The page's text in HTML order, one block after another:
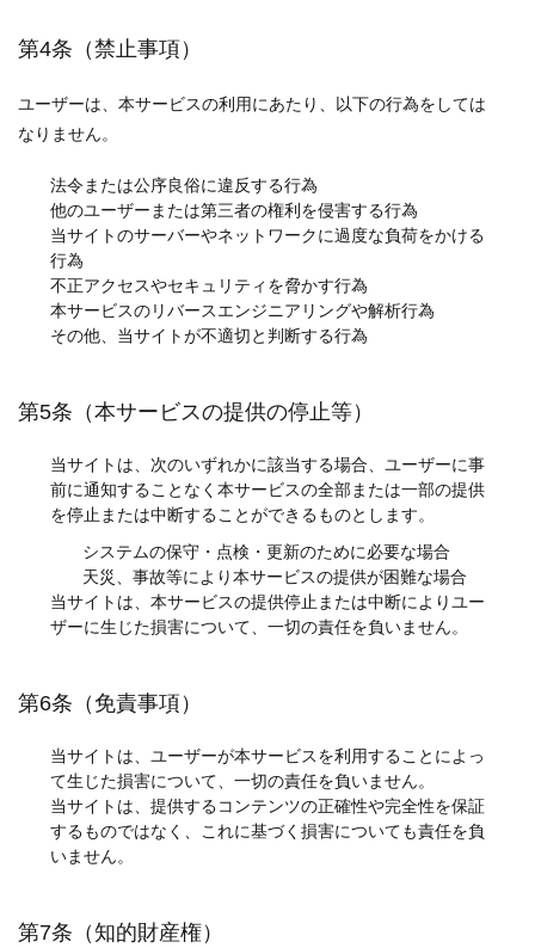
第4条（禁止事項）
ユーザーは、本サービスの利用にあたり、以下の行為をしては
なりません。
法令または公序良俗に違反する行為
他のユーザーまたは第三者の権利を侵害する行為
当サイトのサーバーやネットワークに過度な負荷をかける
行為
不正アクセスやセキュリティを脅かす行為
本サービスのリバースエンジニアリングや解析行為
その他、当サイトが不適切と判断する行為
第5条（本サービスの提供の停止等）
当サイトは、次のいずれかに該当する場合、ユーザーに事
前に通知することなく本サービスの全部または一部の提供
を停止または中断することができるものとします。
システムの保守・点検・更新のために必要な場合
天災、事故等により本サービスの提供が困難な場合
当サイトは、本サービスの提供停止または中断によりユー
ザーに生じた損害について、一切の責任を負いません。
第6条（免責事項）
当サイトは、ユーザーが本サービスを利用することによっ
て生じた損害について、一切の責任を負いません。
当サイトは、提供するコンテンツの正確性や完全性を保証
するものではなく、これに基づく損害についても責任を負
いません。
第7条（知的財産権）